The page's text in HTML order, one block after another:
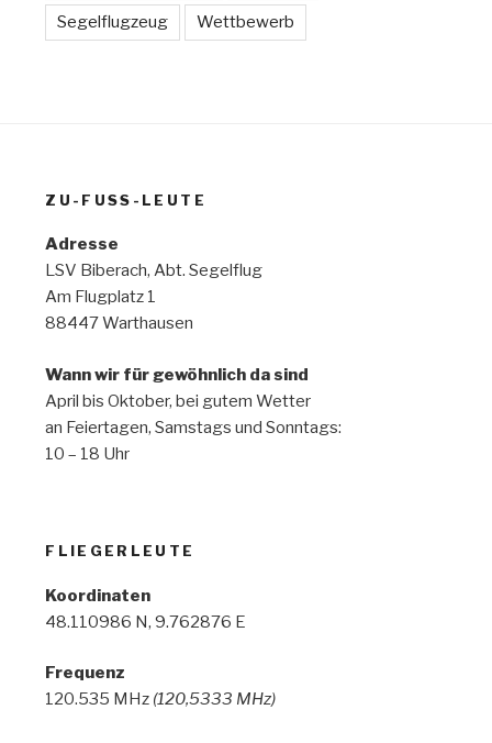
Segelflugzeug Wettbewerb
ZU-FUSS-LEUTE
Adresse
LSV Biberach, Abt. Segelflug
Am Flugplatz 1
88447 Warthausen
Wann wir für gewöhnlich da sind
April bis Oktober, bei gutem Wetter
an Feiertagen, Samstags und Sonntags:
10 – 18 Uhr
FLIEGERLEUTE
Koordinaten
48.110986 N, 9.762876 E
Frequenz
120.535 MHz (120,5333 MHz)